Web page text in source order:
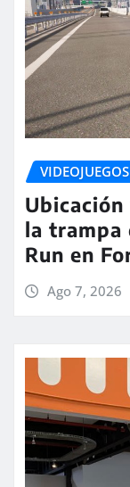
VIDEOJUEGOS
la trampa
Run en
Ago 7, 2026